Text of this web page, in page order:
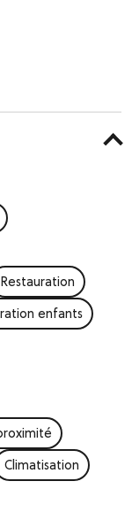
Restauration
enfants
Climatisation